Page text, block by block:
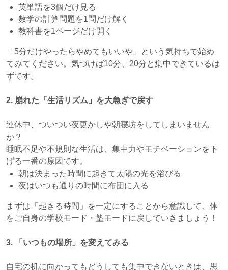
英単語を3個だけ見る
数学の計算問題を1問だけ解く
教科書を1ページだけ開く
「5分だけやったらやめてもいいや」という気持ちで始め
てみてください。気づけば10分、20分と集中できているは
ずです。
2. 崩れた「生活リズム」を大急ぎで戻す
連休中、ついつい夜更かしや朝寝坊をしてしまいません
か？
睡眠不足や不規則な生活は、集中力やモチベーションを下
げる一番の原因です。
朝は決まった時間に起きて太陽の光を浴びる
夜はいつも通りの時間に布団に入る
まずは「起きる時間」を一定にすることから意識して、体
をご自身の学校モード・塾モードに戻していきましょう！
3. 「いつもの場所」を変えてみる
自宅の机に向かってもどうしても集中できないときは、思